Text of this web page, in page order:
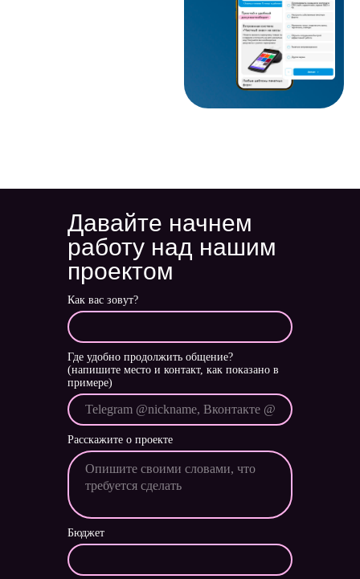
Как вас зовут?
Где удобно продолжить общение?
(напишите место и контакт, как показано в
примере)
Расскажите о проекте
Бюджет
Давайте начнем
работу над нашим
проектом